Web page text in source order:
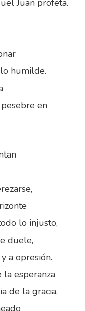
Juan profeta.
humilde.
en
lo injusto,
duele,
a opresión.
esperanza
de la gracia,